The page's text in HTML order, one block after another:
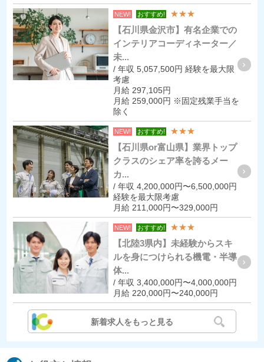
NEW! おすすめ! ★★★
【石川県金沢市】有名企業での
インテリアコーディネーター／
未...
/ 年収 5,057,500円 経験を最大限
考慮
月給 297,105円
月給 259,000円 ※固定残業手当を
除く
NEW! おすすめ! ★★★
【石川県or富山県】業界トップ
クラスのシェア率を誇るメー
カ...
/ 年収 4,200,000円〜6,500,000円
経験を最大限考慮
月給 211,000円〜329,000円
NEW! おすすめ! ★★★
【北陸3県内】未経験からスキ
ルを身につけられる機電・半導
体...
/ 年収 3,400,000円〜4,000,000円
月給 220,000円〜240,000円
新着求人をもっと見る